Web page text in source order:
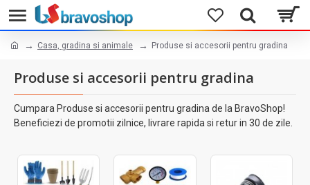
Casa, gradina si animale Produse si accesorii pentru gradina
Produse si accesorii pentru gradina
Cumpara Produse si accesorii pentru gradina de la BravoShop!
Beneficiezi de promotii zilnice, livrare rapida si retur in 30 de zile.